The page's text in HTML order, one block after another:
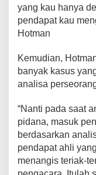
yang kau hanya
pendapat kau
Hotman
Kemudian,
banyak kasus
analisa
“Nanti pada saat
pidana, masuk
berdasarkan
pendapat ahli
menangis teriak-